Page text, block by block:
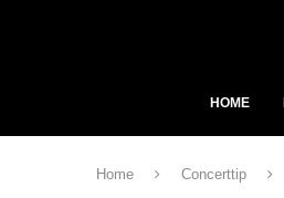
HOME
Home Concerttip